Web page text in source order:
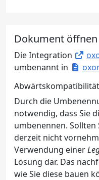
Dokument öffnen
Die Integration
umbenannt in
Abwärtskompatibilität
Durch die
notwendig, dass Sie
umbenennen. Sollten
derzeit nicht
Verwendung einer
Lösung dar. Das
wie Sie diese bauen